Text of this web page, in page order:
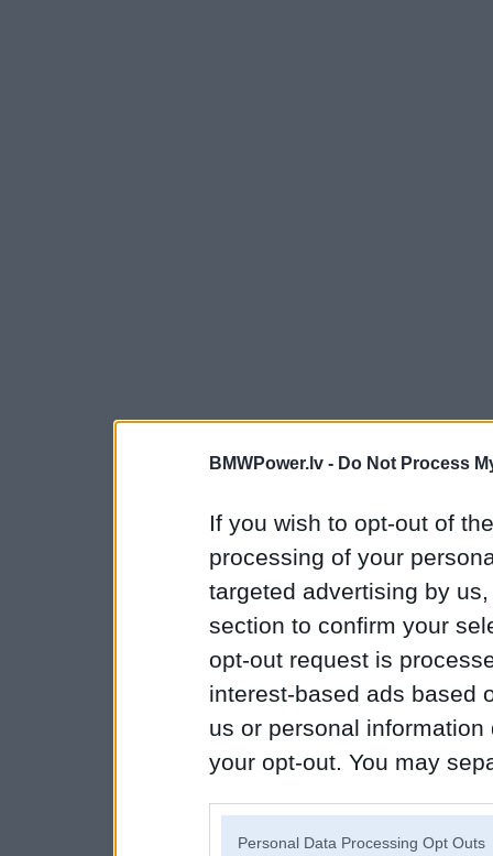
BMWPower.lv - Do Not Process
If you wish to opt-out of
processing of your
targeted advertising by
section to confirm your
opt-out request is
interest-based ads based
us or personal
your opt-out. You may
Personal Data Processing Opt Outs